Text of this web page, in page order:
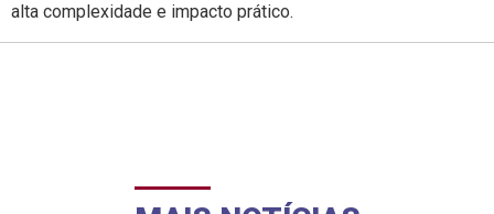
alta complexidade e impacto prático.